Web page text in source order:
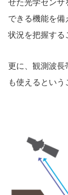
せた光学センサ
できる機能を備
状況を把握する
更に、観測波長
も使えるという